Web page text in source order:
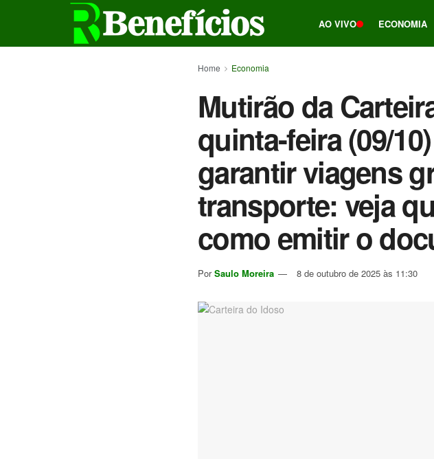
AO VIVO ECONOMIA
Home Economia
Mutirão da
quinta-feira (09/
garantir viagens
transporte: veja
como emitir o
Por Saulo Moreira 8 de outubro de 2025 às 11:30